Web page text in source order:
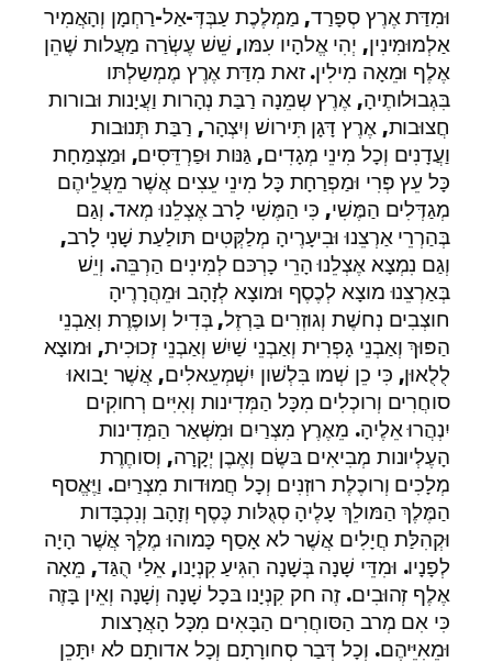
וּמִדַּת אֶרֶץ סְפָרַד, מַמְלֶכֶת עַבְּדְּ-אַל-רַחְמָן וְהָאֲמִיר
אַלְמוּמִינִין, יְהִי אֱלהָיו עִמּו, שֵׁשׁ עֶשְׂרַה מַעֲלות שֶׁהֵן
אֶלֶף וּמֵאָה מִילִין. זאת מִדַּת אֶרֶץ מֶמְשַלְתּו
בִּגְבוּלותֶיהָ, אֶרֶץ שְמֵנָה רַבַּת נְהָרות וַעֲיָנות וּבורות
חֲצוּבות, אֶרֶץ דָּגָן תִּירושׁ וְיִצְהָר, רַבַּת תְּנוּבות
וַעֲדָנִים וְכָל מִינֵי מְגָדִים, גַּנּות וּפַרְדֵּסִים, וּמַצְמַחָת
כָּל עֵץ פְּרִי וּמַפְרַחָת כָּל מִינֵי עֵצִים אֲשֶׁר מֵעֲלֵיהֶם
מְגַדְּלִים הַמֶּשִׁי, כִּי הַמֶּשִׁי לָרב אֶצְלֵנוּ מְאד. וְגַם
בְּהַרְרֵי אַרְצֵנוּ וּבִיעָרֶיהָ מְלַקְּטִים תּולַעַת שָׁנִי לָרב,
וְגַם נִמְצָא אֶצְלֵנוּ הָרֵי כָרְכּם לְמִינִים הַרְבֵּה. וְיֵשׁ
בְּאַרְצֵנוּ מוצָא לְכֶסֶף וּמוצָא לְזָהָב וּמֵהֲרָרֶיהָ
חוצְבִים נְחשֶׁת וְגוזְרִים בַּרְזֶל, בְּדִיל וְעופֶרֶת וְאַבְנֵי
הַפּוּךְ וְאַבְנֵי גָפְרִית וְאַבְנֵי שַׁיִשׁ וְאַבְנֵי זְכוּכִית, וּמוצָא
לֻלֻאוּן, כִּי כֵן שְׁמו בִּלְשׁון יִשְׁמְעֵאלִים, אֲשֶׁר יָבואוּ
סוחֲרִים וְרוכְלִים מִכָּל הַמְּדִינות וְאִיִּים רְחוקִים
יִנְהֲרוּ אֵלֶיהָ. מֵאֶרֶץ מִצְרַיִם וּמִשְּׁאַר הַמְּדִינות
הָעֶלְיונות מְבִיאִים בּשֶׂם וְאֶבֶן יְקָרָה, וְסוחֶרֶת
מְלָכִים וְרוכֶלֶת רוזְנִים וְכָל חֲמוּדות מִצְרַיִם. וַיֶּאֱסף
הַמֶּלֶךְ הַמּולֵךְ עָלֶיהָ סְגֻלּות כֶּסֶף וְזָהָב וְנִכְבָּדות
וּקְהִלַּת חֲיָלִים אֲשֶׁר לא אָסַף כָּמוהוּ מֶלֶךָ אֲשֶׁר הָיָה
לְפָנָיו. וּמִדֵּי שָׁנָה בְּשָׁנָה הִגִּיעַ קִנְיָנו, אֵלַי הֻגַּד, מֵאָה
אֶלֶף זְהוּבִים. זֶה חק קִנְיָנו בּכָל שָׁנָה וְשָׁנָה וְאֵין בָּזֶה
כִּי אִם מְרב הַסּוחֲרִים הַבָּאִים מִכָּל הָאֲרָצות
וּמֵאִיֵּיהֶם. וְכָל דְּבַר סְחורָתָם וְכָל אדותָם לא יִתָּכֵן